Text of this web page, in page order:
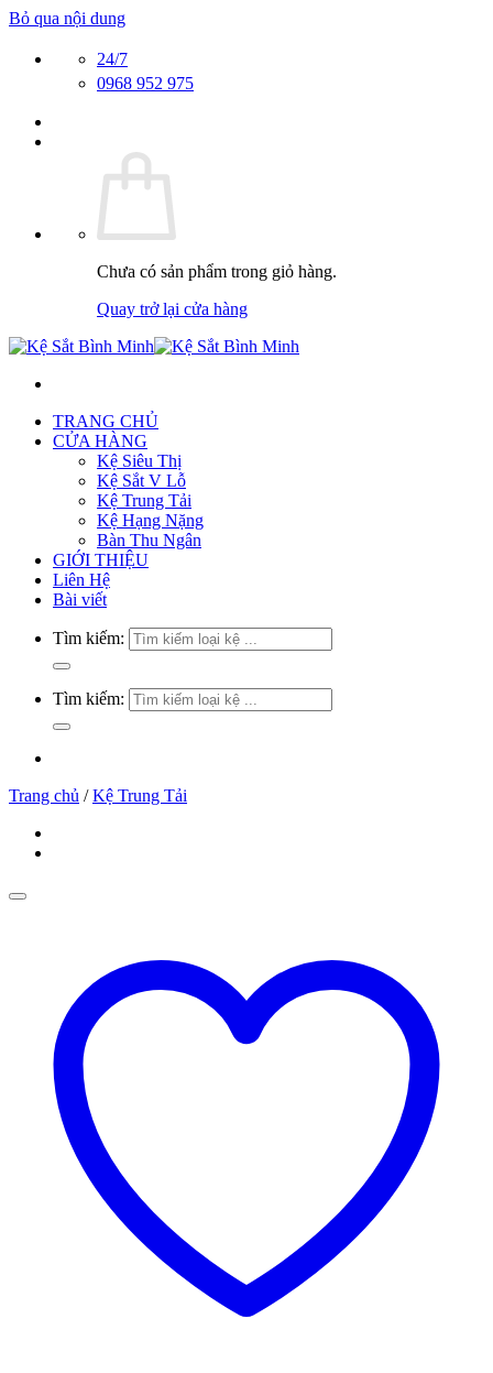
Bỏ qua nội dung
24/7
0968 952 975
Chưa có sản phẩm trong giỏ hàng.
Quay trở lại cửa hàng
TRANG CHỦ
CỬA HÀNG
Kệ Siêu Thị
Kệ Sắt V Lỗ
Kệ Trung Tải
Kệ Hạng Nặng
Bàn Thu Ngân
GIỚI THIỆU
Liên Hệ
Bài viết
Tìm kiếm:
Tìm kiếm:
Trang chủ / Kệ Trung Tải